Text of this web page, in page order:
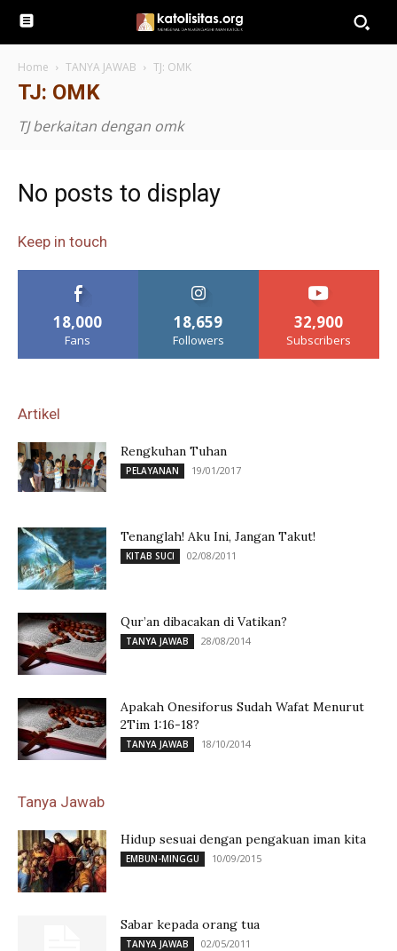
Home TANYA JAWAB TJ: OMK
TJ: OMK
TJ berkaitan dengan omk
No posts to display
Keep in touch
18,000
Fans
18,659
Followers
32,900
Subscribers
Artikel
Rengkuhan Tuhan
PELAYANAN 19/01/2017
Tenanglah! Aku Ini, Jangan Takut!
KITAB SUCI 02/08/2011
Qur’an dibacakan di Vatikan?
TANYA JAWAB 28/08/2014
Apakah Onesiforus Sudah Wafat Menurut
2Tim 1:16-18?
TANYA JAWAB 18/10/2014
Tanya Jawab
Hidup sesuai dengan pengakuan iman kita
EMBUN-MINGGU 10/09/2015
Sabar kepada orang tua
TANYA JAWAB 02/05/2011